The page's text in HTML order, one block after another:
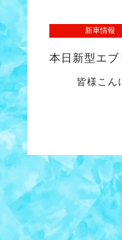
新車情報
本日新型エブ
皆様こん